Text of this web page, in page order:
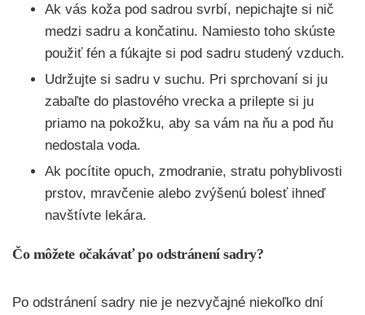
Ak vás koža pod sadrou svrbí, nepichajte si nič
medzi sadru a končatinu. Namiesto toho skúste
použiť fén a fúkajte si pod sadru studený vzduch.
Udržujte si sadru v suchu. Pri sprchovaní si ju
zabaľte do plastového vrecka a prilepte si ju
priamo na pokožku, aby sa vám na ňu a pod ňu
nedostala voda.
Ak pocítite opuch, zmodranie, stratu pohyblivosti
prstov, mravčenie alebo zvýšenú bolesť ihneď
navštívte lekára.
Čo môžete očakávať po odstránení sadry?
Po odstránení sadry nie je nezvyčajné niekoľko dní